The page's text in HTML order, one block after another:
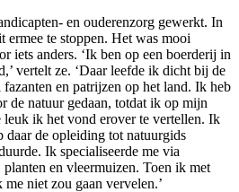
en ouderenzorg gewerkt. In
ermee te stoppen. Het was mooi
iets anders. ‘Ik ben op een boerderij in
vertelt ze. ‘Daar leefde ik dicht bij de
fazanten en patrijzen op het land. Ik heb
de natuur gedaan, totdat ik op mijn
ik het vond erover te vertellen. Ik
de opleiding tot natuurgids
Ik specialiseerde me via
planten en vleermuizen. Toen ik met
niet zou gaan vervelen.’